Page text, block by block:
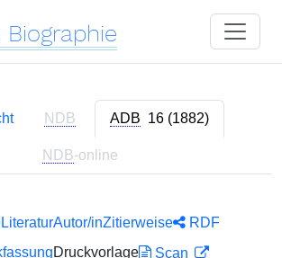
Biographie
NDB ADB 16 (1882)
NDB-online
LiteraturAutor/inZitierweise
RDF
Druckvorlage
Scan